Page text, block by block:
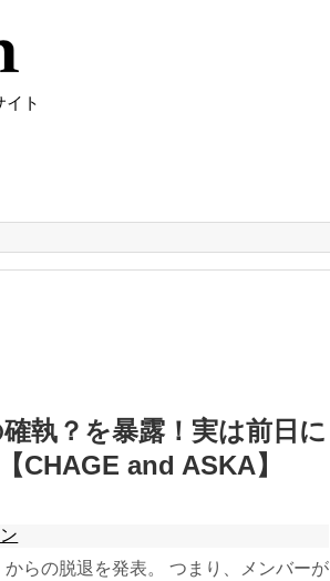
イト
執？を暴露！実は前日に
CHAGE and ASKA】
らの脱退を発表。 つまり、メンバーが